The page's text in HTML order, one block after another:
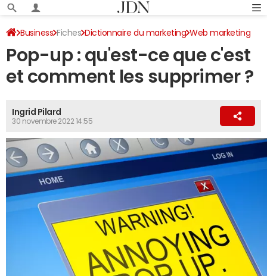
Business Fiches Dictionnaire du marketing Web marketing
Pop-up : qu'est-ce que c'est
et comment les supprimer ?
Ingrid Pilard
30 novembre 2022 14:55